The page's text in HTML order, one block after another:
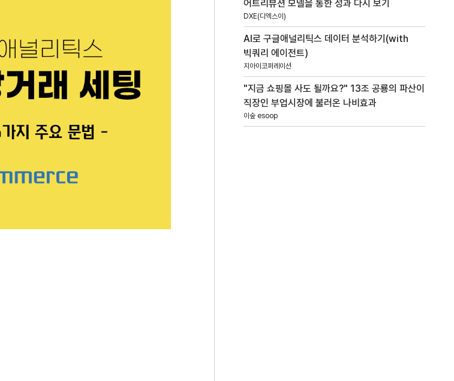
어트리뷰션 모델을 통한 성과 다시 보기
DXE(디엑스이)
AI로 구글애널리틱스 데이터 분석하기(with
빅쿼리 에이전트)
지아이코퍼레이션
"지금 쇼핑몰 사도 될까요?" 13조 공룡의 파산이
직장인 부업시장에 불러온 나비효과
이숲 esoop